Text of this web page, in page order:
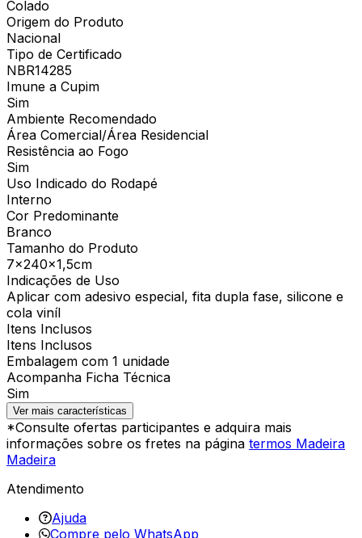
Colado
Origem do Produto
Nacional
Tipo de Certificado
NBR14285
Imune a Cupim
Sim
Ambiente Recomendado
Área Comercial/Área Residencial
Resistência ao Fogo
Sim
Uso Indicado do Rodapé
Interno
Cor Predominante
Branco
Tamanho do Produto
7x240x1,5cm
Indicações de Uso
Aplicar com adesivo especial, fita dupla fase, silicone e
cola viníl
Itens Inclusos
Itens Inclusos
Embalagem com 1 unidade
Acompanha Ficha Técnica
Sim
Ver mais características
*Consulte ofertas participantes e adquira mais
informações sobre os fretes na página termos Madeira
Madeira
Atendimento
Ajuda
Compre pelo WhatsApp